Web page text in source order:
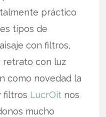
práctico
tipos de
con filtros,
retrato con luz
como novedad la
filtros LucrOit nos
mucho